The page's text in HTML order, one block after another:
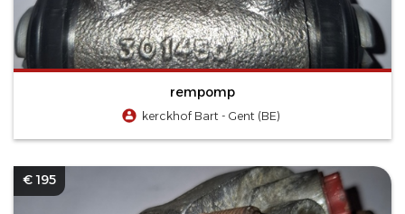
rempomp
kerckhof Bart - Gent (BE)
€ 195